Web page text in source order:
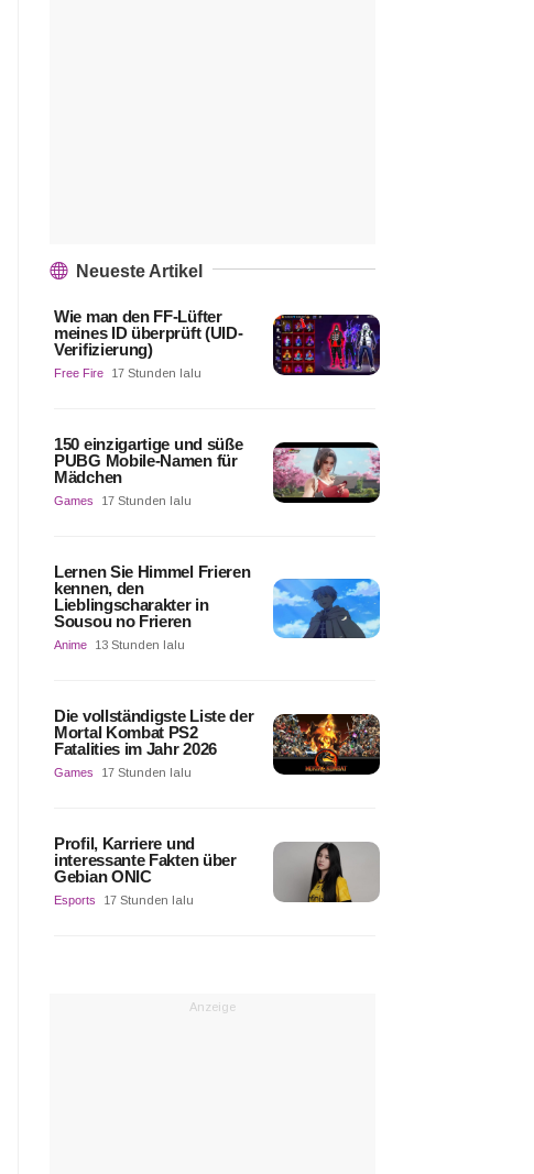
Neueste Artikel
Wie man den FF-Lüfter
meines ID überprüft (UID-
Verifizierung)
Free Fire 17 Stunden lalu
150 einzigartige und süße
PUBG Mobile-Namen für
Mädchen
Games 17 Stunden lalu
Lernen Sie Himmel Frieren
kennen, den
Lieblingscharakter in
Sousou no Frieren
Anime 13 Stunden lalu
Die vollständigste Liste der
Mortal Kombat PS2
Fatalities im Jahr 2026
Games 17 Stunden lalu
Profil, Karriere und
interessante Fakten über
Gebian ONIC
Esports 17 Stunden lalu
Anzeige